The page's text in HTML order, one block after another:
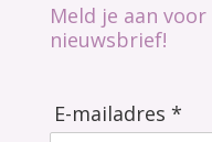
Meld je aan
nieuwsbrief!
E-mailadres *